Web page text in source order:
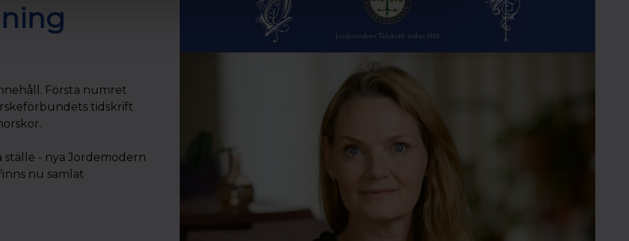
Första numret
tidskrift
ställe - nya Jordemodern
nu samlat